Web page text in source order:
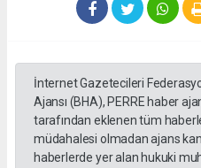
İnternet Gazetecileri
Ajansı (BHA), PERRE haber
tarafından eklenen tüm
müdahalesi olmadan ajans
haberlerde yer alan hukuki